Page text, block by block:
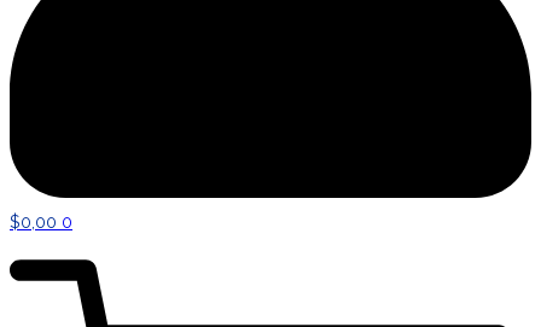
$0,00 0